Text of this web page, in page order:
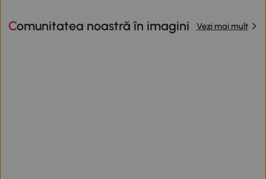
Comunitatea noastră în imagini Vezi mai mult